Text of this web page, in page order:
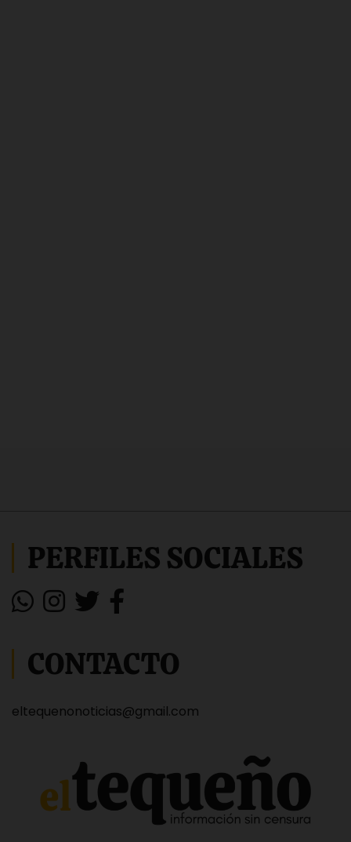
PERFILES SOCIALES
CONTACTO
eltequenonoticias@gmail.com